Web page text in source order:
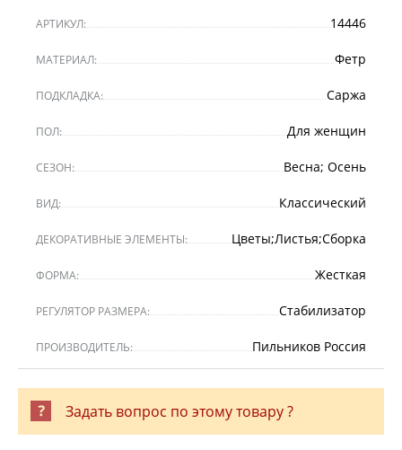
АРТИКУЛ: 14446
МАТЕРИАЛ: Фетр
ПОДКЛАДКА: Саржа
ПОЛ: Для женщин
СЕЗОН: Весна; Осень
ВИД: Классический
ДЕКОРАТИВНЫЕ ЭЛЕМЕНТЫ: Цветы;Листья;Сборка
ФОРМА: Жесткая
РЕГУЛЯТОР РАЗМЕРА: Стабилизатор
ПРОИЗВОДИТЕЛЬ: Пильников Россия
Задать вопрос по этому товару ?